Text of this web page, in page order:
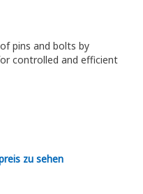
pins and bolts by
controlled and efficient
zu sehen